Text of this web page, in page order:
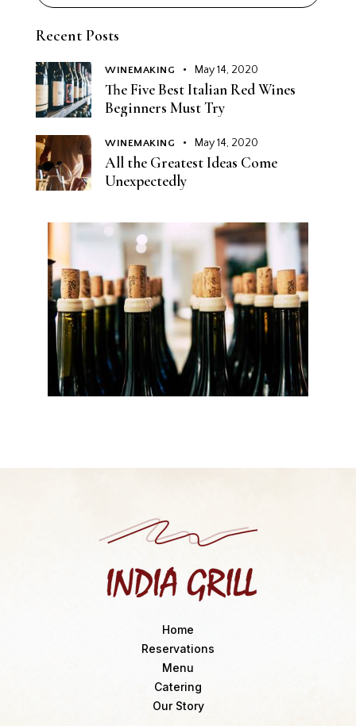
Recent Posts
WINEMAKING May 14, 2020
The Five Best Italian Red Wines
Beginners Must Try
WINEMAKING May 14, 2020
All the Greatest Ideas Come
Unexpectedly
Home
Reservations
Menu
Catering
Our Story